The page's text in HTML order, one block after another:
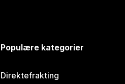
Populære kategorier
Direktefrakting